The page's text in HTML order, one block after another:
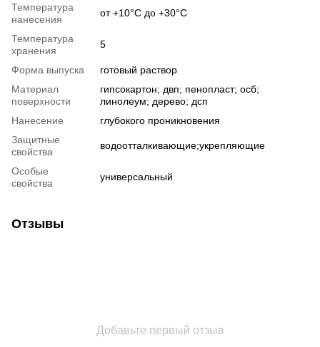
Температура
нанесения
от +10°С до +30°С
Температура
хранения
5
Форма выпуска
готовый раствор
Материал
поверхности
гипсокартон; двп; пенопласт; осб;
линолеум; дерево; дсп
Нанесение
глубокого проникновения
Защитные
свойства
водоотталкивающие;укрепляющие
Особые
свойства
универсальный
Отзывы
Добавьте первый отзыв